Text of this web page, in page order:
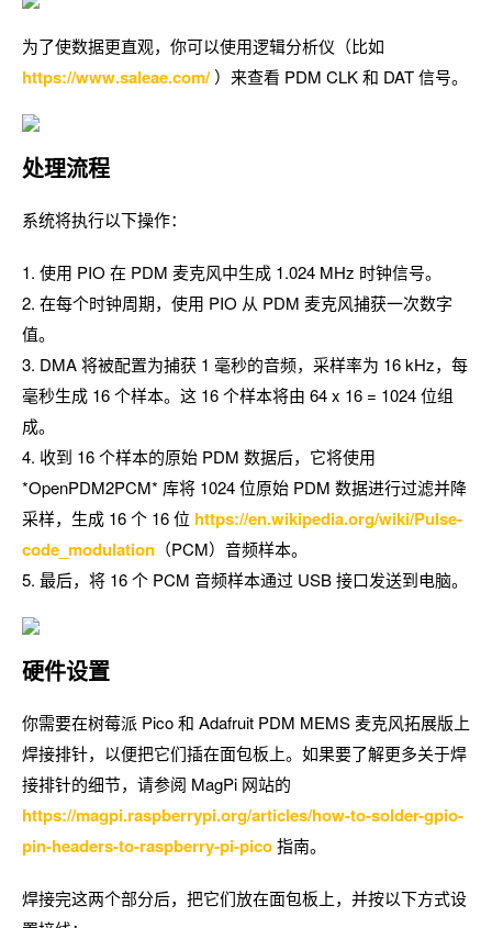
为了使数据更直观，你可以使用逻辑分析仪（比如
https://www.saleae.com/）来查看 PDM CLK 和 DAT 信号。
处理流程
系统将执行以下操作：
1. 使用 PIO 在 PDM 麦克风中生成 1.024 MHz 时钟信号。
2. 在每个时钟周期，使用 PIO 从 PDM 麦克风捕获一次数字
值。
3. DMA 将被配置为捕获 1 毫秒的音频，采样率为 16 kHz，每
毫秒生成 16 个样本。这 16 个样本将由 64 x 16 = 1024 位组
成。
4. 收到 16 个样本的原始 PDM 数据后，它将使用
*OpenPDM2PCM* 库将 1024 位原始 PDM 数据进行过滤并降
采样，生成 16 个 16 位 https://en.wikipedia.org/wiki/Pulse-
code_modulation （PCM）音频样本。
5. 最后，将 16 个 PCM 音频样本通过 USB 接口发送到电脑。
硬件设置
你需要在树莓派 Pico 和 Adafruit PDM MEMS 麦克风拓展版上
焊接排针，以便把它们插在面包板上。如果要了解更多关于焊
接排针的细节，请参阅 MagPi 网站的
https://magpi.raspberrypi.org/articles/how-to-solder-gpio-
pin-headers-to-raspberry-pi-pico指南。
焊接完这两个部分后，把它们放在面包板上，并按以下方式设